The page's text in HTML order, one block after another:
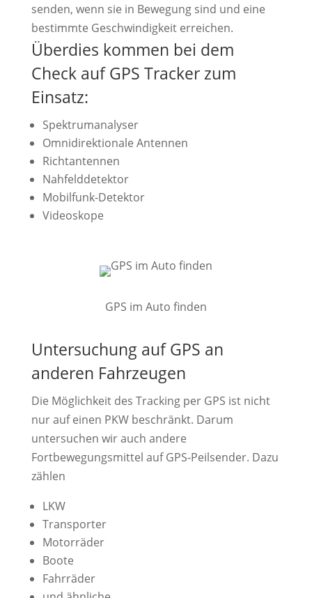
senden, wenn sie in Bewegung sind und eine
bestimmte Geschwindigkeit erreichen.
Überdies kommen bei dem
Check auf GPS Tracker zum
Einsatz:
Spektrumanalyser
Omnidirektionale Antennen
Richtantennen
Nahfelddetektor
Mobilfunk-Detektor
Videoskope
GPS im Auto finden
Untersuchung auf GPS an
anderen Fahrzeugen
Die Möglichkeit des Tracking per GPS ist nicht
nur auf einen PKW beschränkt. Darum
untersuchen wir auch andere
Fortbewegungsmittel auf GPS-Peilsender. Dazu
zählen
LKW
Transporter
Motorräder
Boote
Fahrräder